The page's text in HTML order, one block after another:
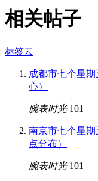
相关帖子
标签云
成都市七个星
心）
腕表时光 101
南京市七个星
点分布）
腕表时光 101